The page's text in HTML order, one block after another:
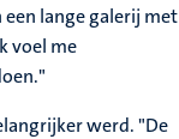
lange galerij met
voel me
werd. "De